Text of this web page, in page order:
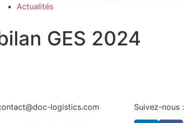
Actualités
GES 2024
logistics.com Suivez-nous :